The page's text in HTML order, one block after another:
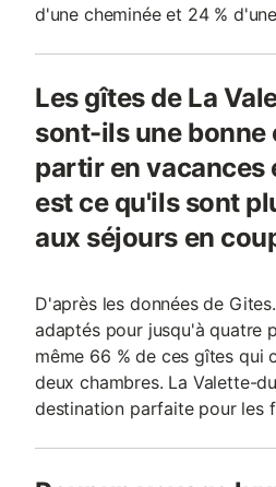
d'une cheminée et 24 %
Les gîtes de La
sont-ils une bonne
partir en vacances
est ce qu'ils sont
aux séjours en
D'après les données de
adaptés pour jusqu'à quatre
même 66 % de ces gîtes qui
deux chambres. La Valette-
destination parfaite pour les